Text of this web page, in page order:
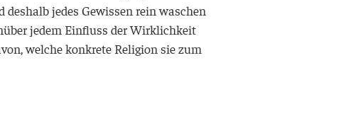
jedes Gewissen rein waschen
jedem Einfluss der Wirklichkeit
welche konkrete Religion sie zum